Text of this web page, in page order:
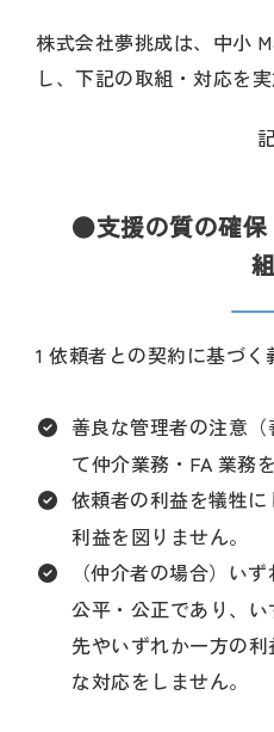
株式会社夢挑成は、中小
し、下記の取組・対応を
●支援の質の確保
1 依頼者との契約に基づく
善良な管理者の注意
て仲介業務・FA 業務
依頼者の利益を犠牲
利益を図りません。
（仲介者の場合）い
公平・公正であり、
先やいずれか一方の
な対応をしません。